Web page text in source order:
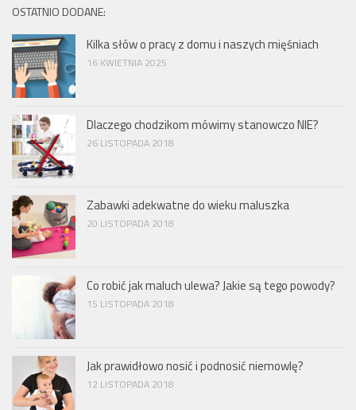
OSTATNIO DODANE:
Kilka słów o pracy z domu i naszych mięśniach
16 KWIETNIA 2025
Dlaczego chodzikom mówimy stanowczo NIE?
26 LISTOPADA 2018
Zabawki adekwatne do wieku maluszka
20 LISTOPADA 2018
Co robić jak maluch ulewa? Jakie są tego powody?
15 LISTOPADA 2018
Jak prawidłowo nosić i podnosić niemowlę?
12 LISTOPADA 2018